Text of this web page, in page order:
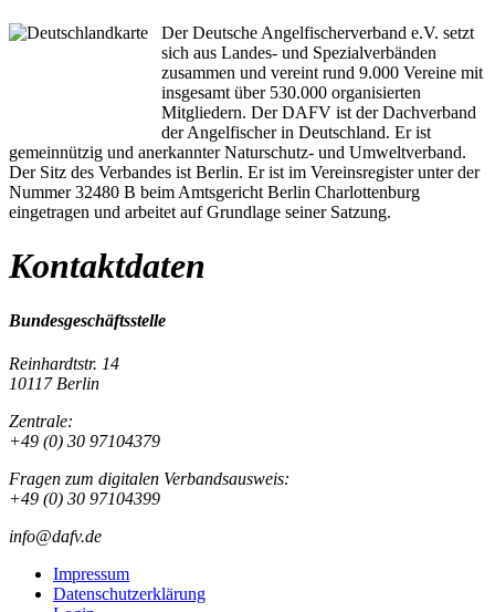
Der Deutsche Angelfischerverband e.V. setzt
sich aus Landes- und Spezialverbänden
zusammen und vereint rund 9.000 Vereine mit
insgesamt über 530.000 organisierten
Mitgliedern. Der DAFV ist der Dachverband
der Angelfischer in Deutschland. Er ist
gemeinnützig und anerkannter Naturschutz- und Umweltverband.
Der Sitz des Verbandes ist Berlin. Er ist im Vereinsregister unter der
Nummer 32480 B beim Amtsgericht Berlin Charlottenburg
eingetragen und arbeitet auf Grundlage seiner Satzung.
Kontaktdaten
Bundesgeschäftsstelle
Reinhardtstr. 14
10117 Berlin
Zentrale:
+49 (0) 30 97104379
Fragen zum digitalen Verbandsausweis:
+49 (0) 30 97104399
info@dafv.de
Impressum
Datenschutzerklärung